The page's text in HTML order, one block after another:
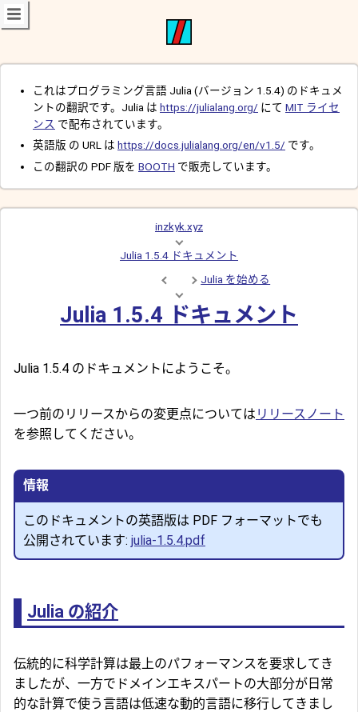
これはプログラミング言語 Julia (バージョン 1.5.4) のドキュメ
ントの翻訳です。Julia は https://julialang.org/ にて MIT ライセ
ンス で配布されています。
英語版 の URL は https://docs.julialang.org/en/v1.5/ です。
この翻訳の PDF 版を BOOTH で販売しています。
inzkyk.xyz
Julia 1.5.4 ドキュメント
Julia を始める
Julia 1.5.4 ドキュメント
Julia 1.5.4 のドキュメントにようこそ。
一つ前のリリースからの変更点については リリースノート
を参照してください。
情報
このドキュメントの英語版は PDF フォーマットでも
公開されています: julia-1.5.4.pdf
Julia の紹介
伝統的に科学計算は最上のパフォーマンスを要求してき
ましたが、一方でドメインエキスパートの大部分が日常
的な計算で使う言語は低速な動的言語に移行してきまし